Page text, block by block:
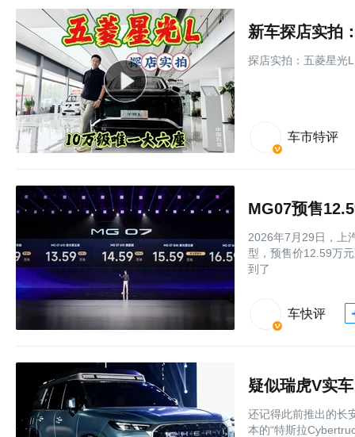
新车探店实拍
探店实拍：五菱星光
车市特评
MG07预售
2026年7月29日，上
型，预售价12.59万
到了
车快评
疑似瑞虎V实
还记得此前推出的长
本的“特斯拉